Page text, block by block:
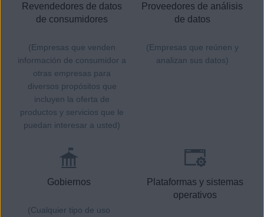
Revendedores de datos
de consumidores
(Empresas que venden
información de consumidor a
otras empresas para
diversos propósitos que
incluyen la oferta de
productos y servicios que le
puedan interesar a usted)
Proveedores de análisis
de datos
(Empresas que reúnen y
analizan sus datos)
Gobiernos
(Cualquier tipo de uso
Plataformas y sistemas
operativos